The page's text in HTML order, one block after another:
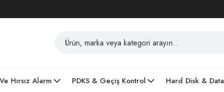
Hırsız Alarm PDKS & Geçiş Kontrol Hard Disk & Data